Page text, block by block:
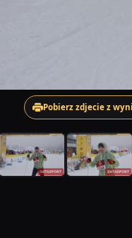
Pobierz zdjecie z